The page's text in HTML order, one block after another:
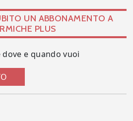
UN ABBONAMENTO A
PLUS
e quando vuoi